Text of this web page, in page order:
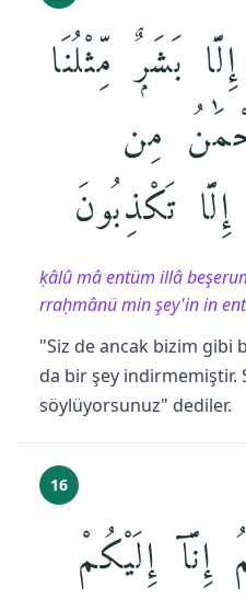
بَشَرٌۭ مِّثْلُنَا
مِن
تَكْذِبُونَ
ḳâlû mâ entüm illâ
rraḥmânü min şey'in in
"Siz de ancak bizim gibi
da bir şey indirmemiştir.
söylüyorsunuz" dediler.
16
إِنَّآ إِلَيْكُمْ